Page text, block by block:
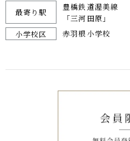
最寄り駅
豊橋鉄道渥美線
「三河田原」
小学校区 赤羽根小学校